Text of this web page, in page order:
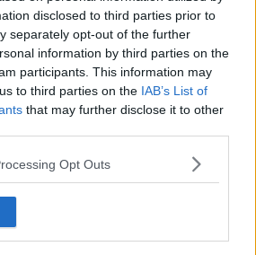
disclosed to third parties prior to
separately opt-out of the further
information by third parties on the
participants. This information may
to third parties on the IAB’s List of
that may further disclose it to other
Opt Outs